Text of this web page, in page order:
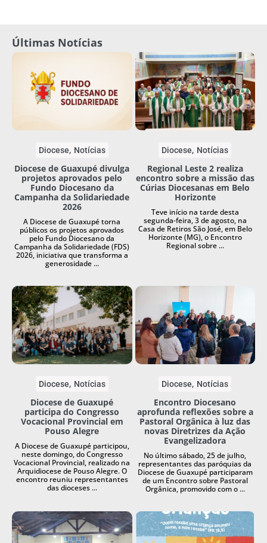
Últimas Notícias
Diocese Notícias
Diocese de Guaxupé divulga
projetos aprovados pelo
Fundo Diocesano da
Campanha da Solidariedade
2026
A Diocese de Guaxupé torna
públicos os projetos aprovados
pelo Fundo Diocesano da
Campanha da Solidariedade (FDS)
2026, iniciativa que transforma a
generosidade ...
Diocese Notícias
Regional Leste 2 realiza
encontro sobre a missão das
Cúrias Diocesanas em Belo
Horizonte
Teve início na tarde desta
segunda-feira, 3 de agosto, na
Casa de Retiros São José, em Belo
Horizonte (MG), o Encontro
Regional sobre ...
Diocese Notícias
Diocese de Guaxupé
participa do Congresso
Vocacional Provincial em
Pouso Alegre
A Diocese de Guaxupé participou,
neste domingo, do Congresso
Vocacional Provincial, realizado na
Arquidiocese de Pouso Alegre. O
encontro reuniu representantes
das dioceses ...
Diocese Notícias
Encontro Diocesano
aprofunda reflexões sobre a
Pastoral Orgânica à luz das
novas Diretrizes da Ação
Evangelizadora
No último sábado, 25 de julho,
representantes das paróquias da
Diocese de Guaxupé participaram
de um Encontro sobre Pastoral
Orgânica, promovido com o ...